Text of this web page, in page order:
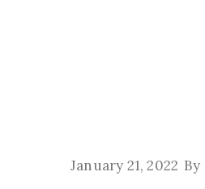
January 21, 2022 By